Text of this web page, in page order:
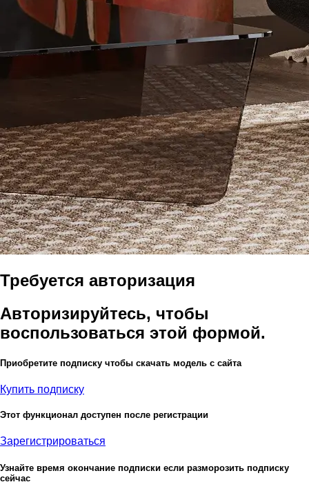
Требуется авторизация
Авторизируйтесь, чтобы
воспользоваться этой формой.
Приобретите подписку чтобы скачать модель с сайта
Купить подписку
Этот функционал доступен после регистрации
Зарегистрироваться
Узнайте время окончание подписки если разморозить подписку
сейчас